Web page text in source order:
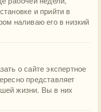
и прийти в
наливаю его в низкий
о сайте экспертное
представляет
жизни. Вы в них